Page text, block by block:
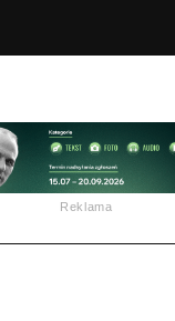
Reklama